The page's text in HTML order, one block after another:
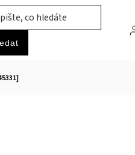
PRŮMYSLOVÉ ZBOŽÍ